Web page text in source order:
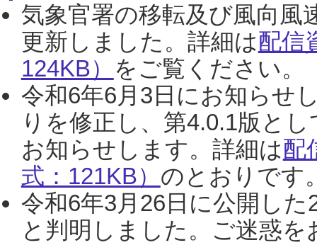
気象官署の移転及び風向風
更新しました。詳細は配信
124KB） をご覧ください。
令和6年6月3日にお知らせ
りを修正し、第4.0.1版と
お知らせします。詳細は配
式：121KB） のとおりです
令和6年3月26日に公開し
と判明しました。ご迷惑